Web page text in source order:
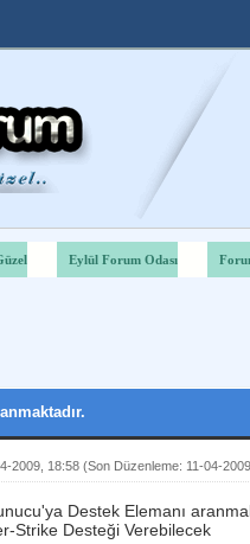
Eylül Forum Odası
2009, 18:58 (Son Düzenleme: 11-04-
Destek Elemanı
Strike Desteği Verebilecek